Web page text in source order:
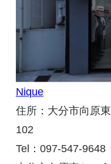
Nique
住所：大分市向原東
102
Tel ： 097-547-9648